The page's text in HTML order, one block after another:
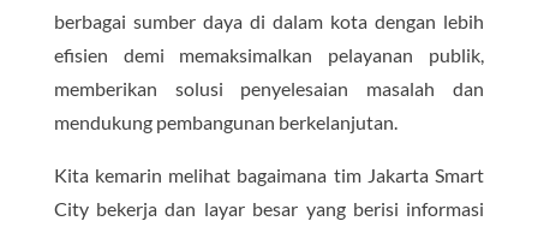
berbagai sumber daya di dalam kota dengan lebih
efisien demi memaksimalkan pelayanan publik,
memberikan solusi penyelesaian masalah dan
mendukung pembangunan berkelanjutan.
Kita kemarin melihat bagaimana tim Jakarta Smart
City bekerja dan layar besar yang berisi informasi